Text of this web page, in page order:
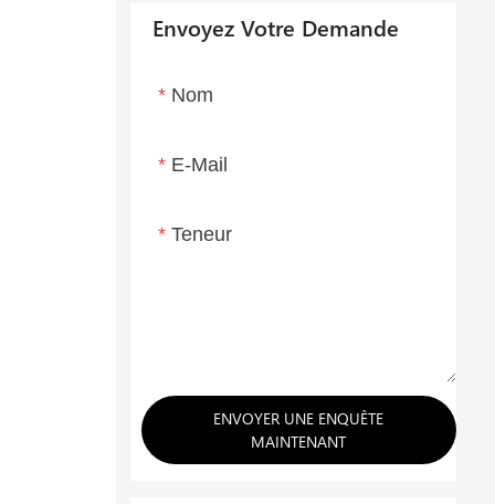
Envoyez Votre Demande
Nom
E-Mail
Teneur
ENVOYER UNE ENQUÊTE
MAINTENANT